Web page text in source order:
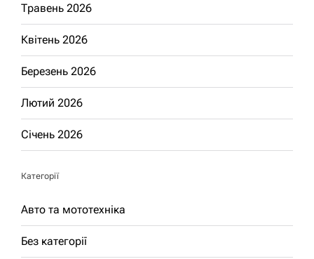
Травень 2026
Квітень 2026
Березень 2026
Лютий 2026
Січень 2026
Категорії
Авто та мототехніка
Без категорії